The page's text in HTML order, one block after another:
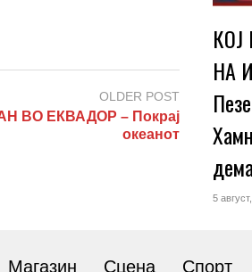
OLDER POST
ВО ЕКВАДОР – Покрај
океанот
НА
5
Магазин Сцена Спорт